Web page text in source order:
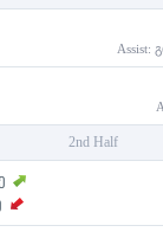
Assist:
2nd Half